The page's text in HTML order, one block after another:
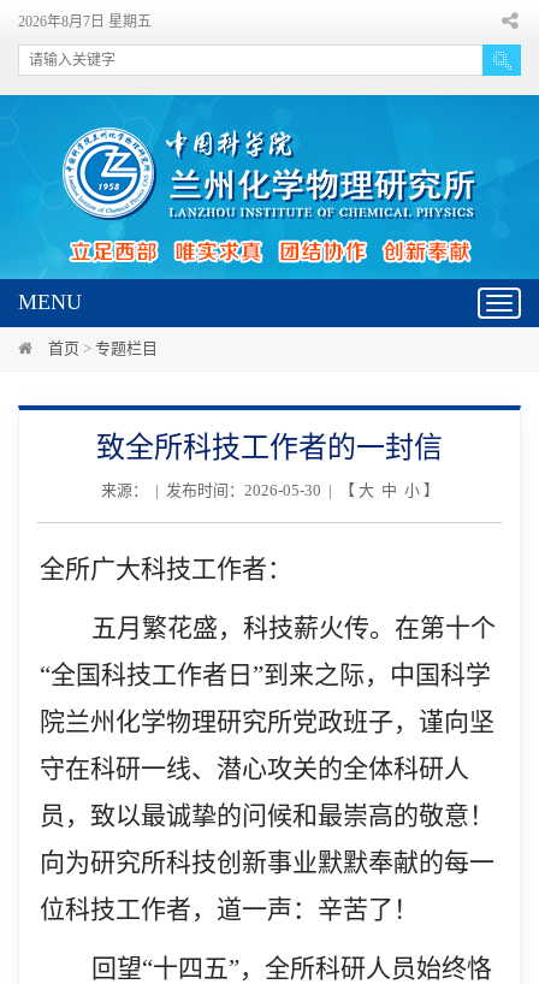
2026年8月7日 星期五
MENU
首页 > 专题栏目
致全所科技工作者的一封信
来源： | 发布时间：2026-05-30 | 【 大 中 小】
全所广大科技工作者：
五月繁花盛，科技薪火传。在第十个
“全国科技工作者日”到来之际， 中国科学
院兰州化学物理研究所党政班子，谨向坚
守在科研一线、潜心攻关的全体科研人
员，致以最诚挚的问候和最崇高的敬意！
向为研究所科技创新事业默默奉献的每一
位科技工作者，道一声：辛苦了！
回望“十四五”， 全所科研人员始终恪